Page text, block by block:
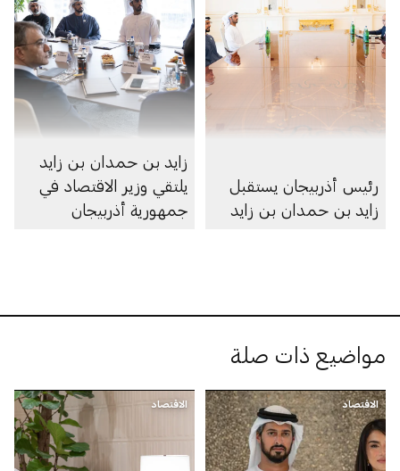
رئيس أذربيجان يستقبل
زايد بن حمدان بن زايد
زايد بن حمدان بن زايد
يلتقي وزير الاقتصاد في
جمهورية أذربيجان
مواضيع ذات صلة
الاقتصاد الاقتصاد